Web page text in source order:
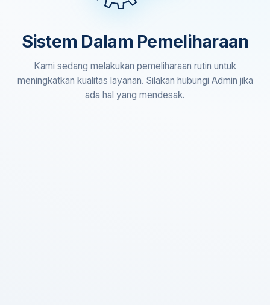
Sistem Dalam Pemeliharaan
Kami sedang melakukan pemeliharaan rutin untuk
meningkatkan kualitas layanan. Silakan hubungi Admin jika
ada hal yang mendesak.